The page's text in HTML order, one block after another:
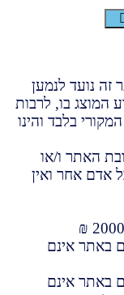
נועד לנמען
המוצג בו, לרבות
בלבד והינו
האתר ו/או
אדם אחר ואין
באתר אינם
באתר אינם